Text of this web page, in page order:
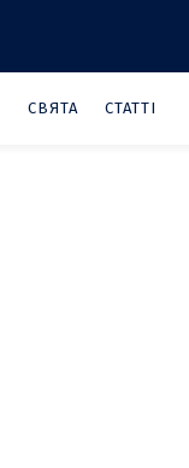
СВЯТА СТАТТІ